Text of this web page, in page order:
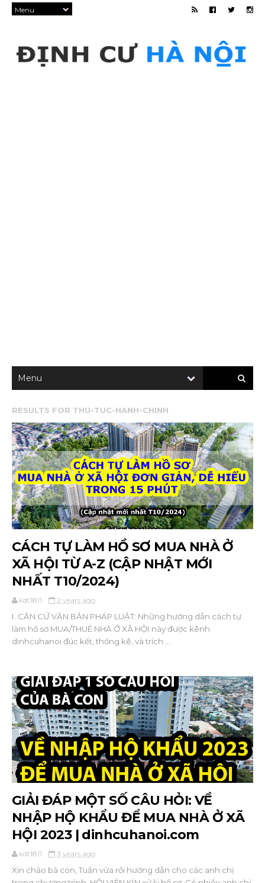
RESULTS FOR THU-TUC-HANH-CHINH
CÁCH TỰ LÀM HỒ SƠ MUA NHÀ Ở
XÃ HỘI TỪ A-Z (CẬP NHẬT MỚI
NHẤT T10/2024)
kdt1811 2 years ago
I. CĂN CỨ VĂN BẢN PHÁP LUẬT: Những hướng dẫn cách tự
làm hồ sơ MUA/THUÊ NHÀ Ở XÃ HỘI này được kênh
dinhcuhanoi đúc kết, thống kê, và trích ...
GIẢI ĐÁP MỘT SỐ CÂU HỎI: VỀ
NHẬP HỘ KHẨU ĐỂ MUA NHÀ Ở XÃ
HỘI 2023 | dinhcuhanoi.com
kdt1811 3 years ago
Xin chào bà con, Tuần vừa rồi hướng dẫn cho các anh chị